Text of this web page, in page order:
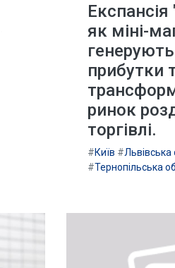
як міні-
прибутки
ринок
торгівлі.
#Київ #Львівська
#Тернопільська